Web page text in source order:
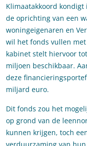
Klimaatakkoord
de oprichting van een
woningeigenaren en
wil het fonds vullen
kabinet stelt hiervoor
miljoen beschikbaar.
deze
miljard euro.
Dit fonds zou het
op grond van de
kunnen krijgen, toch